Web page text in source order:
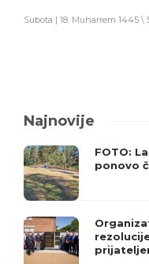
Subota | 18. Muharrem 1445 \
Najnovije
FOTO:
ponovo